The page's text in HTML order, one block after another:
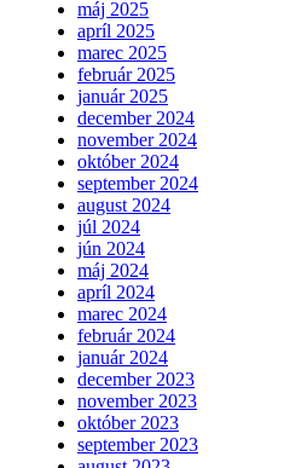
máj 2025
apríl 2025
marec 2025
február 2025
január 2025
december 2024
november 2024
október 2024
september 2024
august 2024
júl 2024
jún 2024
máj 2024
apríl 2024
marec 2024
február 2024
január 2024
december 2023
november 2023
október 2023
september 2023